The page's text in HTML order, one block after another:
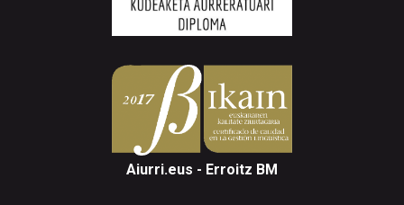
Aiurri.eus - Erroitz BM